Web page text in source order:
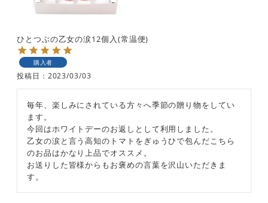
ひとつぶの乙女の涙12個入(常温便)
購入者
投稿日 2023/03/03
毎年、楽しみにされている方々へ季節の贈り物をしてい
ます。
今回はホワイトデーのお返しとして利用しました。
乙女の涙と言う高知のトマトをぎゅうひで包んだこちら
のお品はかなり上品でオススメ。
お送りした皆様からもお褒めの言葉を沢山いただきま
す。